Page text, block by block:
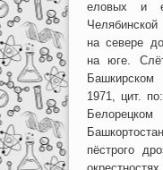
еловых и
на севере
на юге.
Башкирском
1971, цит.
пёстрого